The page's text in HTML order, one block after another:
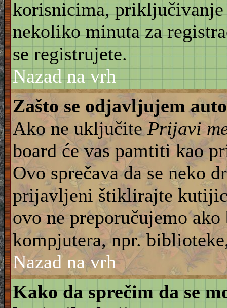
korisnicima, priključivanje
nekoliko minuta za
se registrujete.
Nazad na vrh
Zašto se odjavljujem
Ako ne uključitePrijavi
board će vas pamtiti kao
Ovo sprečava da se neko
prijavljeni štiklirajte
ovo ne preporučujemo
kompjutera, npr.
Nazad na vrh
Kako da sprečim da se